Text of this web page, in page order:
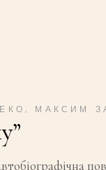
ЕКО, МАКСИМ